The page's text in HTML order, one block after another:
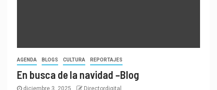
AGENDA BLOGS CULTURA REPORTAJES
En busca de la navidad –Blog